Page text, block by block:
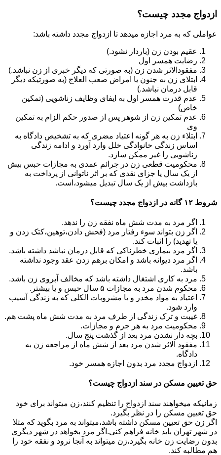
ازدواج مجدد چیست؟
عواملی که به مرد اجازه میدهد تا ازدواج مجدد داشته باشد:
عقیم بودن زن (باردار نشود.)
رضایت همسر اول
مفقودالاثر شدن زن (به صورتی که دیگر خبری از زن نباشد.)
ابتلای زن به جنون یا امراض صعب العلاج (به صورتیکه دیگر
قابل درمان نباشد.)
عدم قدرت همسر اول به ایفای وظایف زناشویی (تمکین
خاص)
عدم تمکین زن از شوهر پس از صدور حکم الزام به تمکین
وی
ابتلاء زن به هر گونه اعتیاد مضری که به تشخیص دادگاه به
اساس زندگی خانوادگی خلل وارد آورد و ادامه زندگی
زناشویی را غیر ممکن سازد.
محکومیت قطعی زن در جرائم عمدی به مجازات حبس بیش
از یک سال یا جزای نقدی که بر اثر ناتوانی از پرداخت به
بازداشت بیش از یک سال تبدیل می‎شود،است.
شروط ۱۲ گانه در ازدواج مجدد چیست؟
اگر مرد به مدت شش ماه نفقه زن را ندهد.
اگر زن بتواند سوء رفتار مرد (فحش دادن،توهین،کتک زدن و
یا تهدید) را اثبات کند.
اگر مرد بیماری خطرناکی که قابل درمان نباشد داشته باشد.
اگر مرد دیوانه باشد و امکان برهم زدن عقد وجود نداشته
باشد.
مرد به کاری اشتغال داشته باشد که مخالف آبروی زن باشد.
محکوم شدن مرد به مجازات ۵ سال حبس و یا بیشتر.
اعتیاد به مواد مخدر و یا مشروبات الکلی که به زندگی آسیب
وارد شود.
غیبت و ترک زندگی از طرف مرد به مدت شش ماه پشت هم.
محکومیت مرد به هر جرم و مجازات.
بچه دار نشدن مرد بعد از گذشت پنج سال.
مفقود الاثر شدن مرد بعد از شش ماه از مراجعه زن به
دادگاه.
ازدواج مجدد مرد بدون اجازه همسر خود.
حق تعیین مسکن در سند ازدواج چیست؟
زمانیکه میخواهند سند ازدواج را تنظیم کنند،زن میتواند برای خود
حق تعیین مسکن را در نظر بگیرد.
اگر زن حق تعیین مسکن داشته باشد،میتواند به مرد بگوید که مثلا
در شهر تهران باید خانه فراهم کنی.اگر مرد بخواهد در شهر دیگری
بدون رضایت زن خانه بگیرد،زن میتواند به آنجا نرود و نفقه خود را
هم مطالبه کند.